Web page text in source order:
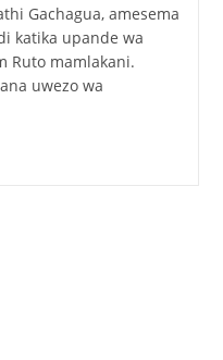
Gachagua, amesema
katika upande wa
Ruto mamlakani.
uwezo wa